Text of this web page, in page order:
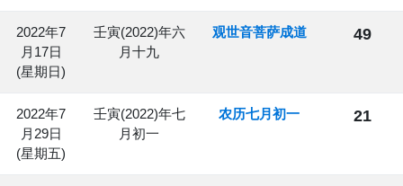
2022年7
月17日
(星期日)
壬寅(2022)年六
月十九
观世音菩萨成道 49
2022年7
月29日
(星期五)
壬寅(2022)年七
月初一
农历七月初一 21